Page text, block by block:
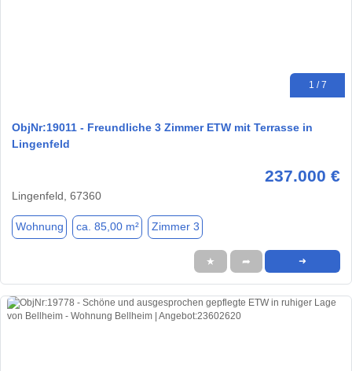
1 / 7
ObjNr:19011 - Freundliche 3 Zimmer ETW mit Terrasse in
Lingenfeld
237.000 €
Lingenfeld, 67360
Wohnung ca. 85,00 m² Zimmer 3
★ ➦ ➜